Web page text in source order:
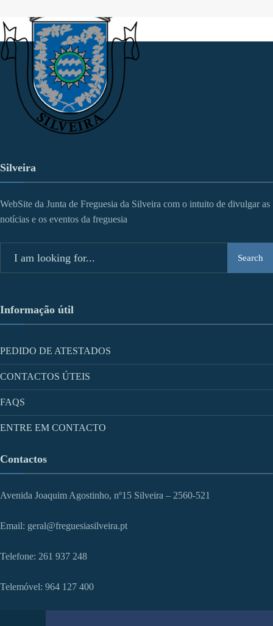
Silveira
WebSite da Junta de Freguesia da Silveira com o intuito de divulgar as
notícias e os eventos da freguesia
Search
Informação útil
PEDIDO DE ATESTADOS
CONTACTOS ÚTEIS
FAQS
ENTRE EM CONTACTO
Contactos
Avenida Joaquim Agostinho, nº15 Silveira – 2560-521
Email: geral@freguesiasilveira.pt
Telefone: 261 937 248
Telemóvel: 964 127 400